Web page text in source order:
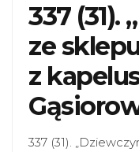
337 (31).
ze
z
337 (31).